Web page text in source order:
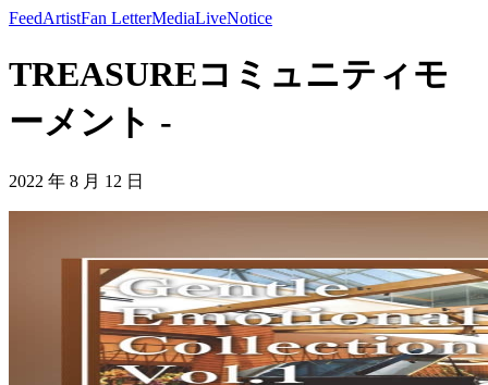
FeedArtistFan LetterMediaLiveNotice
TREASUREコミュニティモ
ーメント -
2022 年 8 月 12 日